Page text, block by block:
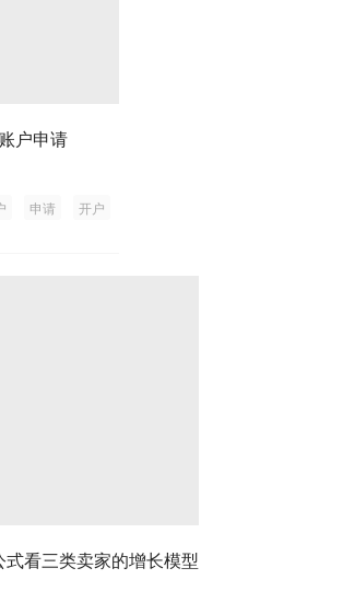
户申请
申请 开户
看三类卖家的增长模型